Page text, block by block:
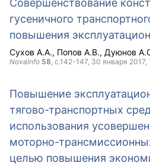
гусеничного
повышения
Сухов А.А. Попов А.В. Дуюнов
NovaInfo 58 , с.142-147, 30 января 2017
Повышение
тягово-транспортных
использования
моторно-
целью повышения